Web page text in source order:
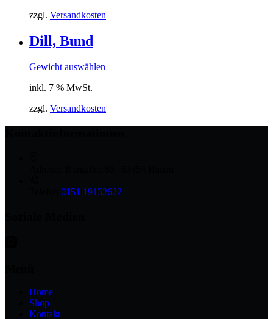
zzgl. Versandkosten
Dill, Bund
Gewicht auswählen
inkl. 7 % MwSt.
zzgl. Versandkosten
0151 19132622
Home
Shop
Kontakt